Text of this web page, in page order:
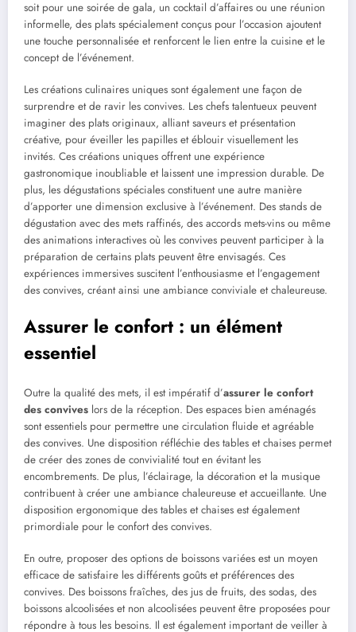
soit pour une soirée de gala, un cocktail d’affaires ou une réunion
informelle, des plats spécialement conçus pour l’occasion ajoutent
une touche personnalisée et renforcent le lien entre la cuisine et le
concept de l’événement.
Les créations culinaires uniques sont également une façon de
surprendre et de ravir les convives. Les chefs talentueux peuvent
imaginer des plats originaux, alliant saveurs et présentation
créative, pour éveiller les papilles et éblouir visuellement les
invités. Ces créations uniques offrent une expérience
gastronomique inoubliable et laissent une impression durable. De
plus, les dégustations spéciales constituent une autre manière
d’apporter une dimension exclusive à l’événement. Des stands de
dégustation avec des mets raffinés, des accords mets-vins ou même
des animations interactives où les convives peuvent participer à la
préparation de certains plats peuvent être envisagés. Ces
expériences immersives suscitent l’enthousiasme et l’engagement
des convives, créant ainsi une ambiance conviviale et chaleureuse.
Assurer le confort : un élément
essentiel
Outre la qualité des mets, il est impératif d’assurer le confort
des convives lors de la réception. Des espaces bien aménagés
sont essentiels pour permettre une circulation fluide et agréable
des convives. Une disposition réfléchie des tables et chaises permet
de créer des zones de convivialité tout en évitant les
encombrements. De plus, l’éclairage, la décoration et la musique
contribuent à créer une ambiance chaleureuse et accueillante. Une
disposition ergonomique des tables et chaises est également
primordiale pour le confort des convives.
En outre, proposer des options de boissons variées est un moyen
efficace de satisfaire les différents goûts et préférences des
convives. Des boissons fraîches, des jus de fruits, des sodas, des
boissons alcoolisées et non alcoolisées peuvent être proposées pour
répondre à tous les besoins. Il est également important de veiller à